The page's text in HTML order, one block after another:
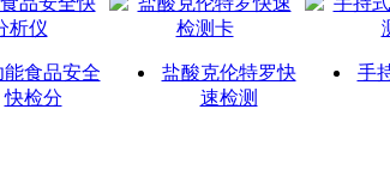
能食品安全
快检分
盐酸克伦特罗快
速检测
手